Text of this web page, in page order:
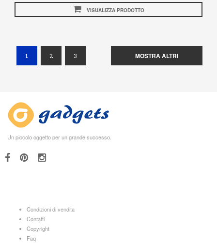
VISUALIZZA PRODOTTO
1 (current)
2 3 MOSTRA ALTRI
Un piccolo oggetto per un grande successo.
Condizioni di vendita
Contatti
Copyright
Faq